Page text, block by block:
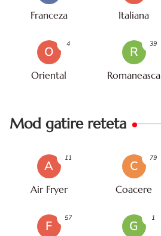
Franceza Italiana
O
Oriental
4
R
Romaneasca
39
Mod gatire reteta
A
Air Fryer
11
C
Coacere
79
F
57
G
1